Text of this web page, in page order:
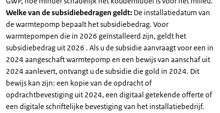
Welke van de subsidiebedragen geldt: De installatiedatum van
de warmtepomp bepaalt het subsidiebedrag. Voor
warmtepompen die in 2026 geïnstalleerd zijn, geldt het
subsidiebedrag uit 2026 . Als u de subsidie aanvraagt voor een in
2024 aangeschaft warmtepomp en een bewijs van aanschaf uit
2024 aanlevert, ontvangt u de subsidie die gold in 2024. Dit
bewijs kan zijn: een kopie van de opdracht of
opdrachtbevestiging uit 2024, een digitaal getekende offerte of
een digitale schriftelijke bevestiging van het installatiebedrijf.